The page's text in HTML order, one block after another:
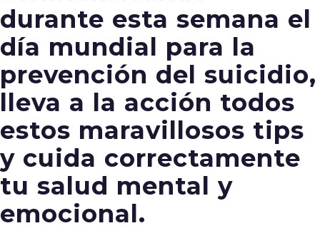
durante esta semana el
día mundial para la
prevención del suicidio,
lleva a la acción todos
estos maravillosos tips
y cuida correctamente
tu salud mental y
emocional.